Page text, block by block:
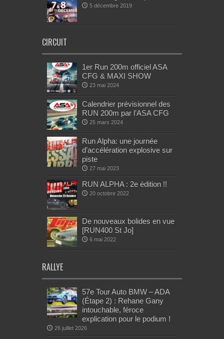
5 décembre 2019
CIRCUIT
1er Run 200m officiel ASA
CFG & MAXI SHOW
23 mai 2024
Calendrier prévisionnel des
RUN 200m par l’ASA CFG
25 mars 2024
Run Alpha: une journée
d’accélération explosive sur
piste
27 mai 2023
RUN ALPHA : 2e édition !!
20 octobre 2022
De nouveaux bolides en vue
[RUN400 St Jo]
6 mai 2022
RALLYE
57e Tour Auto BMW – ADA
(Étape 2) : Rehane Gany
intouchable, féroce
explication pour le podium !
26 juillet 2026